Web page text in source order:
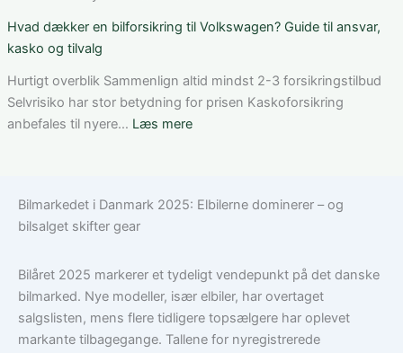
den
løsning
ung
bilforsikring
Tesla
Model
3:
den
Hvad dækker en bilforsikring til Volkswagen? Guide til ansvar,
kasko og tilvalg
Hurtigt overblik Sammenlign altid mindst 2-3 forsikringstilbud
Selvrisiko har stor betydning for prisen Kaskoforsikring
anbefales til nyere… Læs mere:
bilforsikring
Guide
til
ansvar,
kasko
Bilmarkedet i Danmark 2025: Elbilerne dominerer – og
bilsalget skifter gear
Bilåret 2025 markerer et tydeligt vendepunkt på det danske
bilmarked. Nye modeller, især elbiler, har overtaget
salgslisten, mens flere tidligere topsælgere har oplevet
markante tilbagegange. Tallene for nyregistrerede